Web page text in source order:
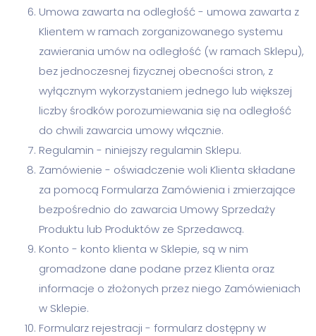
Umowa zawarta na odległość - umowa zawarta z
Klientem w ramach zorganizowanego systemu
zawierania umów na odległość (w ramach Sklepu),
bez jednoczesnej fizycznej obecności stron, z
wyłącznym wykorzystaniem jednego lub większej
liczby środków porozumiewania się na odległość
do chwili zawarcia umowy włącznie.
Regulamin - niniejszy regulamin Sklepu.
Zamówienie - oświadczenie woli Klienta składane
za pomocą Formularza Zamówienia i zmierzające
bezpośrednio do zawarcia Umowy Sprzedaży
Produktu lub Produktów ze Sprzedawcą.
Konto - konto klienta w Sklepie, są w nim
gromadzone dane podane przez Klienta oraz
informacje o złożonych przez niego Zamówieniach
w Sklepie.
Formularz rejestracji - formularz dostępny w